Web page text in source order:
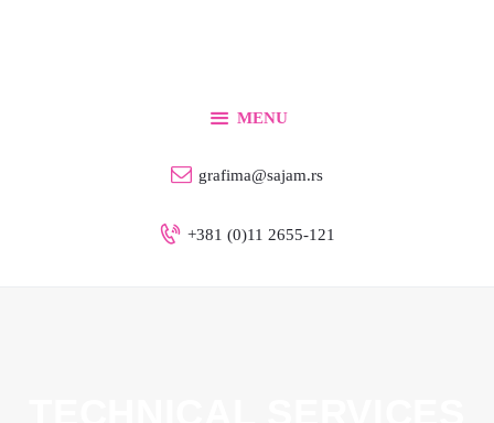
MENU
grafima@sajam.rs
+381 (0)11 2655-121
English